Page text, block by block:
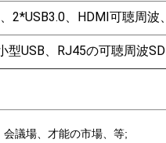
2*USB3.0、HDMI可聴周
型USB、RJ45の可聴周波
議場、才能の市場、等;